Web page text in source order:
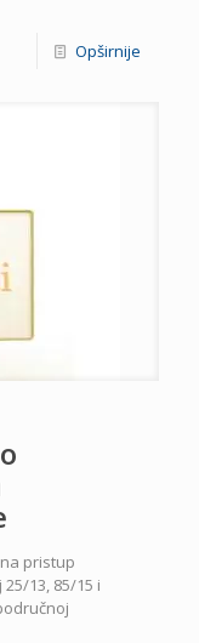
Opširnije
pristup
13, 85/15 i